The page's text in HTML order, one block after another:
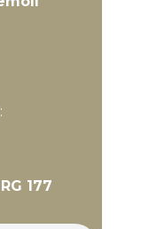
177